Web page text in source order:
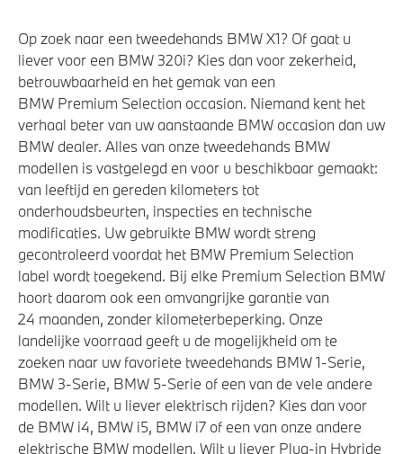
Op zoek naar een tweedehands BMW X1? Of gaat u
liever voor een BMW 320i? Kies dan voor zekerheid,
betrouwbaarheid en het gemak van een
BMW Premium Selection occasion. Niemand kent het
verhaal beter van uw aanstaande BMW occasion dan uw
BMW dealer. Alles van onze tweedehands BMW
modellen is vastgelegd en voor u beschikbaar gemaakt:
van leeftijd en gereden kilometers tot
onderhoudsbeurten, inspecties en technische
modificaties. Uw gebruikte BMW wordt streng
gecontroleerd voordat het BMW Premium Selection
label wordt toegekend. Bij elke Premium Selection BMW
hoort daarom ook een omvangrijke garantie van
24 maanden, zonder kilometerbeperking. Onze
landelijke voorraad geeft u de mogelijkheid om te
zoeken naar uw favoriete tweedehands BMW 1-Serie,
BMW 3-Serie, BMW 5-Serie of een van de vele andere
modellen. Wilt u liever elektrisch rijden? Kies dan voor
de BMW i4, BMW i5, BMW i7 of een van onze andere
elektrische BMW modellen. Wilt u liever Plug-in Hybride